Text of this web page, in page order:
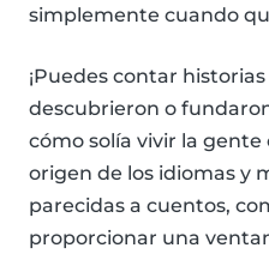
simplemente cuando
¡Puedes contar
descubrieron o
cómo solía vivir la gente
origen de los idiomas y
parecidas a cuentos,
proporcionar una